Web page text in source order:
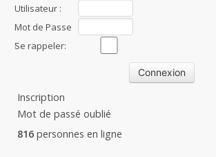
Utilisateur :
Mot de Passe
:Se rappeler:
Inscription
Mot de passé oublié
816 personnes en ligne